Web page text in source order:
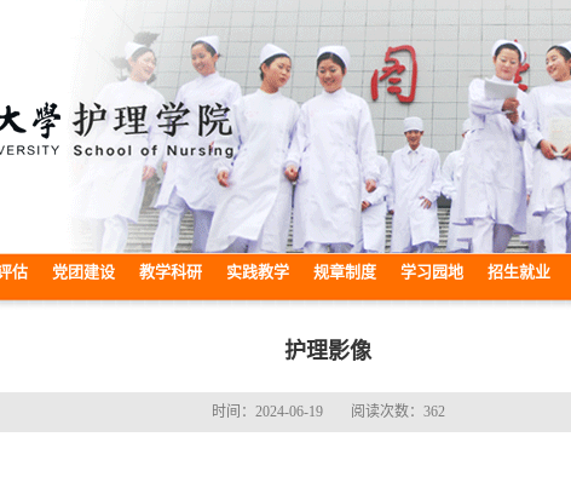
估 党团建设 教学科研 实践教学 规章制度 学习园地 招生就业
护理影像
时间：2024-06-19 阅读次数： 362